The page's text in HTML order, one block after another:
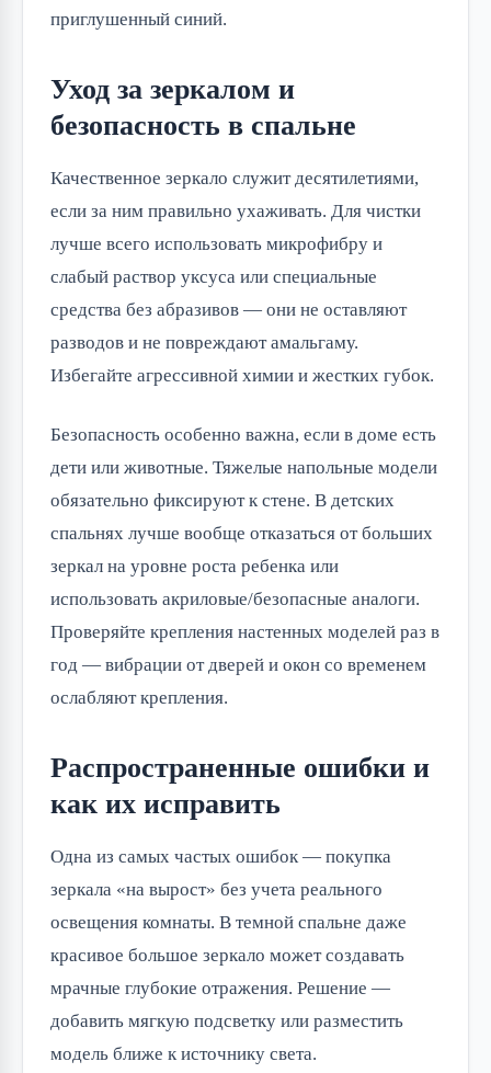
приглушенный синий.
Уход за зеркалом и
безопасность в спальне
Качественное зеркало служит десятилетиями,
если за ним правильно ухаживать. Для чистки
лучше всего использовать микрофибру и
слабый раствор уксуса или специальные
средства без абразивов — они не оставляют
разводов и не повреждают амальгаму.
Избегайте агрессивной химии и жестких губок.
Безопасность особенно важна, если в доме есть
дети или животные. Тяжелые напольные модели
обязательно фиксируют к стене. В детских
спальнях лучше вообще отказаться от больших
зеркал на уровне роста ребенка или
использовать акриловые/безопасные аналоги.
Проверяйте крепления настенных моделей раз в
год — вибрации от дверей и окон со временем
ослабляют крепления.
Распространенные ошибки и
как их исправить
Одна из самых частых ошибок — покупка
зеркала «на вырост» без учета реального
освещения комнаты. В темной спальне даже
красивое большое зеркало может создавать
мрачные глубокие отражения. Решение —
добавить мягкую подсветку или разместить
модель ближе к источнику света.